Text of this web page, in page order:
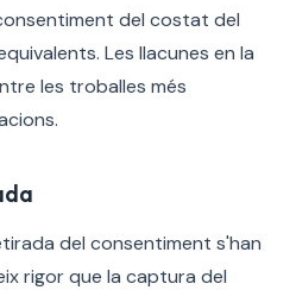
del costat del
Les llacunes en la
les troballes més
del consentiment s'han
rigor que la captura del